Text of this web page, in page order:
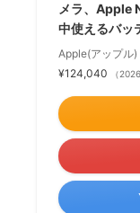
メラ、Apple
中使えるバッ
Apple(アップル)
¥124,040
（